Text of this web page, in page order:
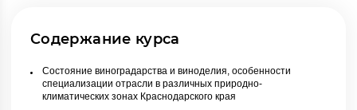
Содержание курса
Состояние виноградарства и виноделия, особенности
специализации отрасли в различных природно-
климатических зонах Краснодарского края